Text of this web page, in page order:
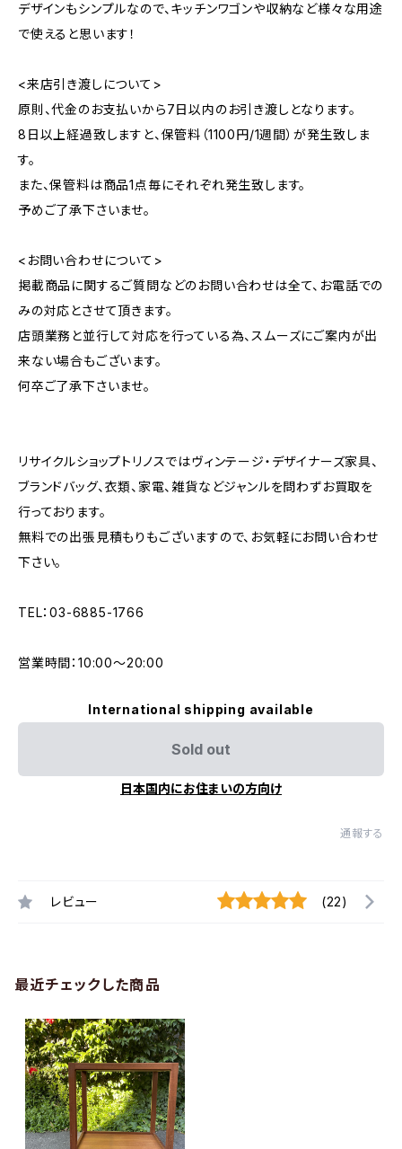
デザインもシンプルなので、キッチンワゴンや収納など様々な用途
で使えると思います！
<来店引き渡しについて>
原則、代金のお支払いから7日以内のお引き渡しとなります。
8日以上経過致しますと、保管料（1100円/1週間）が発生致しま
す。
また、保管料は商品1点毎にそれぞれ発生致します。
予めご了承下さいませ。
<お問い合わせについて>
掲載商品に関するご質問などのお問い合わせは全て、お電話での
みの対応とさせて頂きます。
店頭業務と並行して対応を行っている為、スムーズにご案内が出
来ない場合もございます。
何卒ご了承下さいませ。
リサイクルショップトリノスではヴィンテージ・デザイナーズ家具、
ブランドバッグ、衣類、家電、雑貨などジャンルを問わずお買取を
行っております。
無料での出張見積もりもございますので、お気軽にお問い合わせ
下さい。
TEL：03-6885-1766
営業時間：10:00〜20:00
International shipping available
Sold out
日本国内にお住まいの方向け
通報する
レビュー (22)
最近チェックした商品